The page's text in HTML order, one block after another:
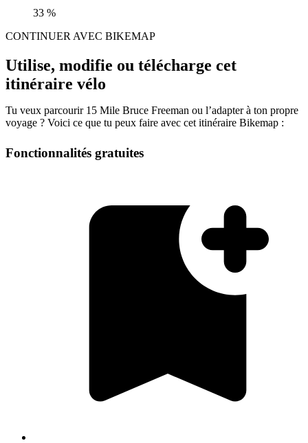
33 %
CONTINUER AVEC BIKEMAP
Utilise, modifie ou télécharge cet
itinéraire vélo
Tu veux parcourir 15 Mile Bruce Freeman ou l’adapter à ton propre
voyage ? Voici ce que tu peux faire avec cet itinéraire Bikemap :
Fonctionnalités gratuites